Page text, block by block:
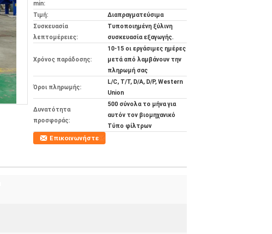
min:
Τιμή:
Διαπραγματεύσιμα
Συσκευασία
λεπτομέρειες:
Τυποποιημένη ξύλινη
συσκευασία εξαγωγής.
Χρόνος παράδοσης:
10-15 οι εργάσιμες ημέρες
μετά από λαμβάνουν την
πληρωμή σας
Όροι πληρωμής:
L/C, T/T, D/A, D/P, Western
Union
Δυνατότητα
προσφοράς:
500 σύνολα το μήνα για
αυτόν τον βιομηχανικό
Τύπο φίλτρων
Επικοινωνήστε